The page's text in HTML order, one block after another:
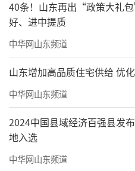
40条！山东再出“政策大礼
好、进中提质
中华网山东频道
山东增加高品质住宅供给 优
中华网山东频道
2024中国县域经济百强县发
地入选
中华网山东频道